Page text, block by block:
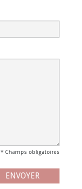
* Champs obligatoires